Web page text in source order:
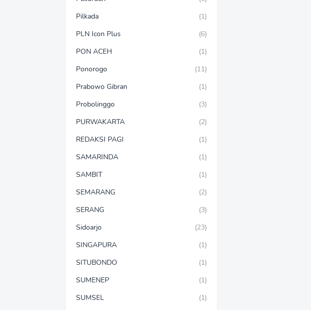
Pilkada
(1)
PLN Icon Plus
(6)
PON ACEH
(1)
Ponorogo
(11)
Prabowo Gibran
(1)
Probolinggo
(3)
PURWAKARTA
(2)
REDAKSI PAGI
(1)
SAMARINDA
(1)
SAMBIT
(1)
SEMARANG
(2)
SERANG
(3)
Sidoarjo
(23)
SINGAPURA
(1)
SITUBONDO
(1)
SUMENEP
(1)
SUMSEL
(1)